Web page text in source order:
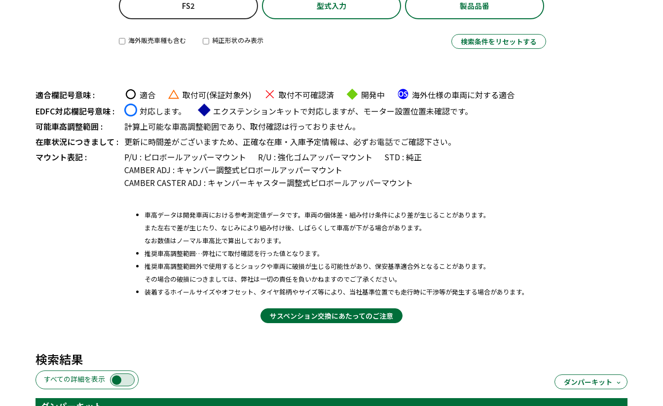
FS2 型式入力 製品品番
海外販売車種も含む 純正形状のみ表示 検索条件をリセットする
適合欄記号意味 : 適合 取付可(保証対象外) 取付不可確認済 開発中
海外仕様の車両に対する適合
EDFC対応欄記号意味 :
対応します。
エクステンションキットで対応しますが、モーター設置位置未確認です。
可能車高調整範囲 :
計算上可能な車高調整範囲であり、取付確認は行っておりません。
在庫状況につきまして : 更新に時間差がございますため、正確な在庫・入庫予定情報は、必ずお電話でご確認下さい。
マウント表記 :
P/U : ピロボールアッパーマウント R/U : 強化ゴムアッパーマウント
STD : 純正
CAMBER ADJ : キャンバー調整式ピロボールアッパーマウント
CAMBER CASTER ADJ : キャンバーキャスター調整式ピロボールアッパーマウント
車高データは開発車両における参考測定値データです。車両の個体差・組み付け条件により差が生じることがあります。
また左右で差が生じたり、なじみにより組み付け後、しばらくして車高が下がる場合があります。
なお数値はノーマル車高比で算出しております。
推奨車高調整範囲…弊社にて取付確認を行った値となります。
推奨車高調整範囲外で使用するとショックや車両に破損が生じる可能性があり、保安基準適合外となることがあります。
その場合の破損につきましては、弊社は一切の責任を負いかねますのでご了承ください。
装着するホイールサイズやオフセット、タイヤ銘柄やサイズ等により、当社基準位置でも走行時に干渉等が発生する場合があります。
サスペンション交換にあたってのご注意
検索結果
すべての詳細を表示 ダンパーキット